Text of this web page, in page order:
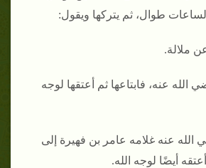
طوال، ثم يتركها ويقول:
ملالة.
الله عنه، فابتاعها ثم أعتقها لوجه
الله عنه غلامه عامر بن فهيرة إلى
أيضًا لوجه الله.